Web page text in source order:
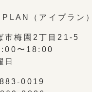
（アイプラン）
市梅園2丁目21-5
〜18:00
日
0019